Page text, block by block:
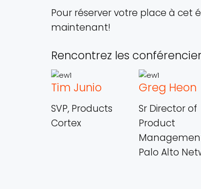
Pour réserver votre place à cet
maintenant!
Rencontrez les
Tim Junio
SVP, Products
Cortex
Greg Heon
Sr Director of
Product
Palo Alto